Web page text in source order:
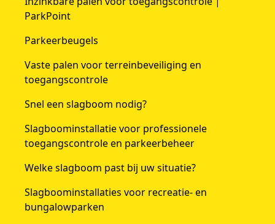
ParkPoint
Parkeerbeugels
Vaste palen voor terreinbeveiliging en
toegangscontrole
Snel een slagboom nodig?
Slagboominstallatie voor professionele
toegangscontrole en parkeerbeheer
Welke slagboom past bij uw situatie?
Slagboominstallaties voor recreatie- en
bungalowparken